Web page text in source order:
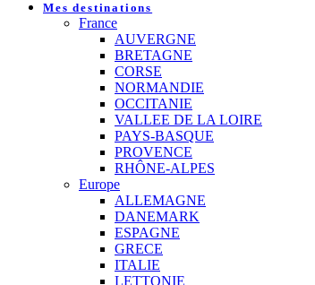
Mes destinations
France
AUVERGNE
BRETAGNE
CORSE
NORMANDIE
OCCITANIE
VALLEE DE LA LOIRE
PAYS-BASQUE
PROVENCE
RHÔNE-ALPES
Europe
ALLEMAGNE
DANEMARK
ESPAGNE
GRECE
ITALIE
LETTONIE